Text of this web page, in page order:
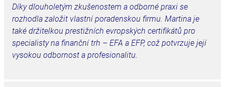
Díky dlouholetým zkušenostem a odborné praxi se
rozhodla založit vlastní poradenskou firmu. Martina je
také držitelkou prestižních evropských certifikátů pro
specialisty na finanční trh – EFA a EFP, což potvrzuje její
vysokou odbornost a profesionalitu.